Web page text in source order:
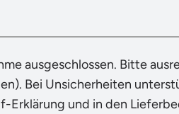
ausgeschlossen. Bitte
Bei Unsicherheiten
Erklärung und in den